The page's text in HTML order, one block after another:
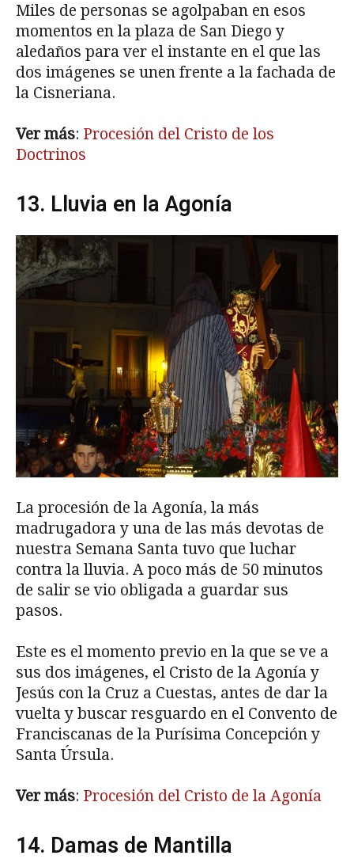
Miles de personas se agolpaban en esos
momentos en la plaza de San Diego y
aledaños para ver el instante en el que las
dos imágenes se unen frente a la fachada de
la Cisneriana.
Ver más: Procesión del Cristo de los
Doctrinos
13. Lluvia en la Agonía
La procesión de la Agonía, la más
madrugadora y una de las más devotas de
nuestra Semana Santa tuvo que luchar
contra la lluvia. A poco más de 50 minutos
de salir se vio obligada a guardar sus
pasos.
Este es el momento previo en la que se ve a
sus dos imágenes, el Cristo de la Agonía y
Jesús con la Cruz a Cuestas, antes de dar la
vuelta y buscar resguardo en el Convento de
Franciscanas de la Purísima Concepción y
Santa Úrsula.
Ver más: Procesión del Cristo de la Agonía
14. Damas de Mantilla